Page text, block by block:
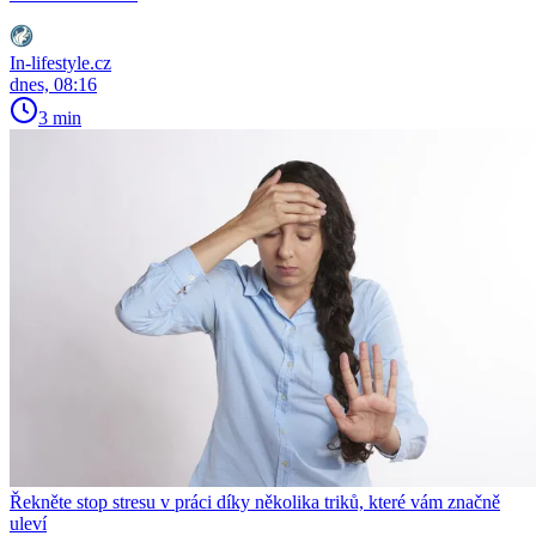
In-lifestyle.cz
dnes, 08:16
3 min
Řekněte stop stresu v práci díky několika triků, které vám značně
uleví